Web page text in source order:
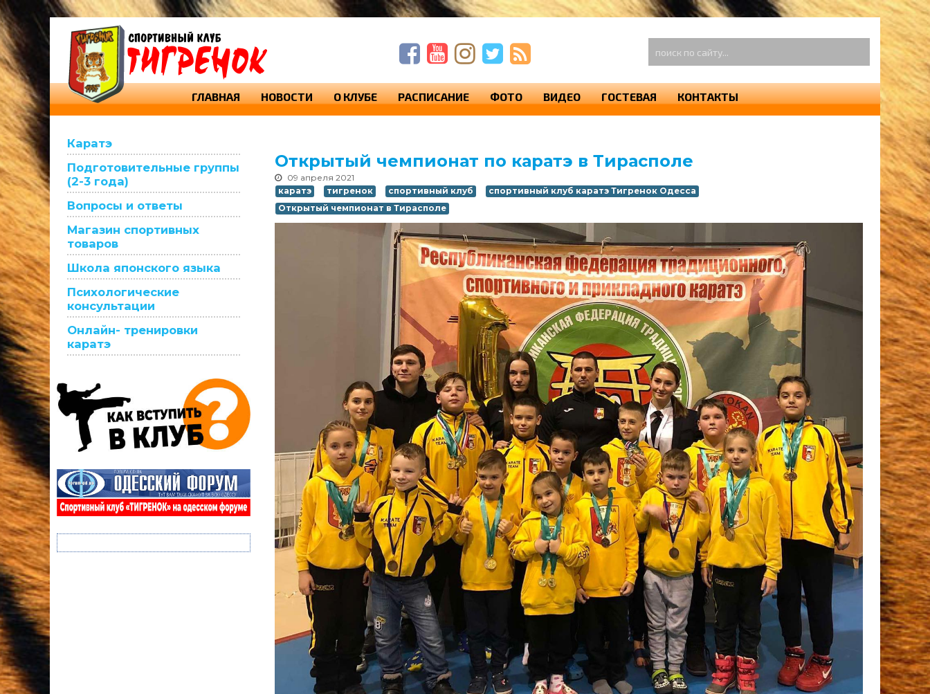
ГЛАВНАЯ НОВОСТИ О КЛУБЕ РАСПИСАНИЕ ФОТО ВИДЕО ГОСТЕВАЯ КОНТАКТЫ
Открытый чемпионат по каратэ в Тирасполе
09 апреля 2021
каратэ тигренок спортивный клуб
спортивный клуб каратэ Тигренок Одесса
Открытый чемпионат в Тирасполе
Каратэ
Подготовительные группы
(2-3 года)
Вопросы и ответы
Магазин спортивных
товаров
Школа японского языка
Психологические
консультации
Онлайн- тренировки
каратэ